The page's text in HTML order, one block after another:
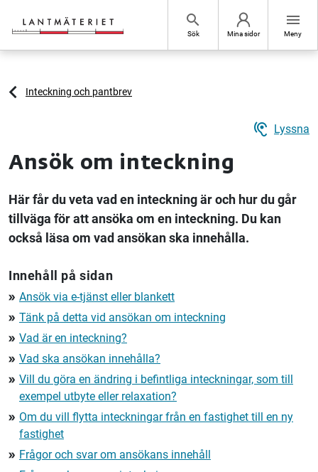
search
Sök Mina sidor
menu
Meny
Inteckning och pantbrev
hearing Lyssna
Ansök om inteckning
Här får du veta vad en inteckning är och hur du går
tillväga för att ansöka om en inteckning. Du kan
också läsa om vad ansökan ska innehålla.
Innehåll på sidan
double_arrow Ansök via e-tjänst eller blankett
double_arrow Tänk på detta vid ansökan om inteckning
double_arrow Vad är en inteckning?
double_arrow Vad ska ansökan innehålla?
double_arrow Vill du göra en ändring i befintliga inteckningar, som till
exempel utbyte eller relaxation?
double_arrow Om du vill flytta inteckningar från en fastighet till en ny
fastighet
double_arrow Frågor och svar om ansökans innehåll